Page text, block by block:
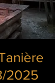
2025